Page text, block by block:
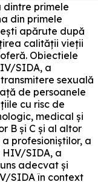
dintre primele
din primele
apărute după
calității vieții
Obiectiele
SIDA, a
sexuală
de persoanele
cu risc de
medical și
B și C și al altor
profesioniștilor, a
SIDA, a
adecvat și
SIDA în context